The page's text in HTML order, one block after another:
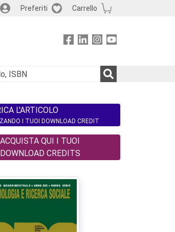
Preferiti Carrello
L'ARTICOLO
I TUOI DOWNLOAD CREDIT
ACQUISTA QUI I TUOI
DOWNLOAD CREDITS